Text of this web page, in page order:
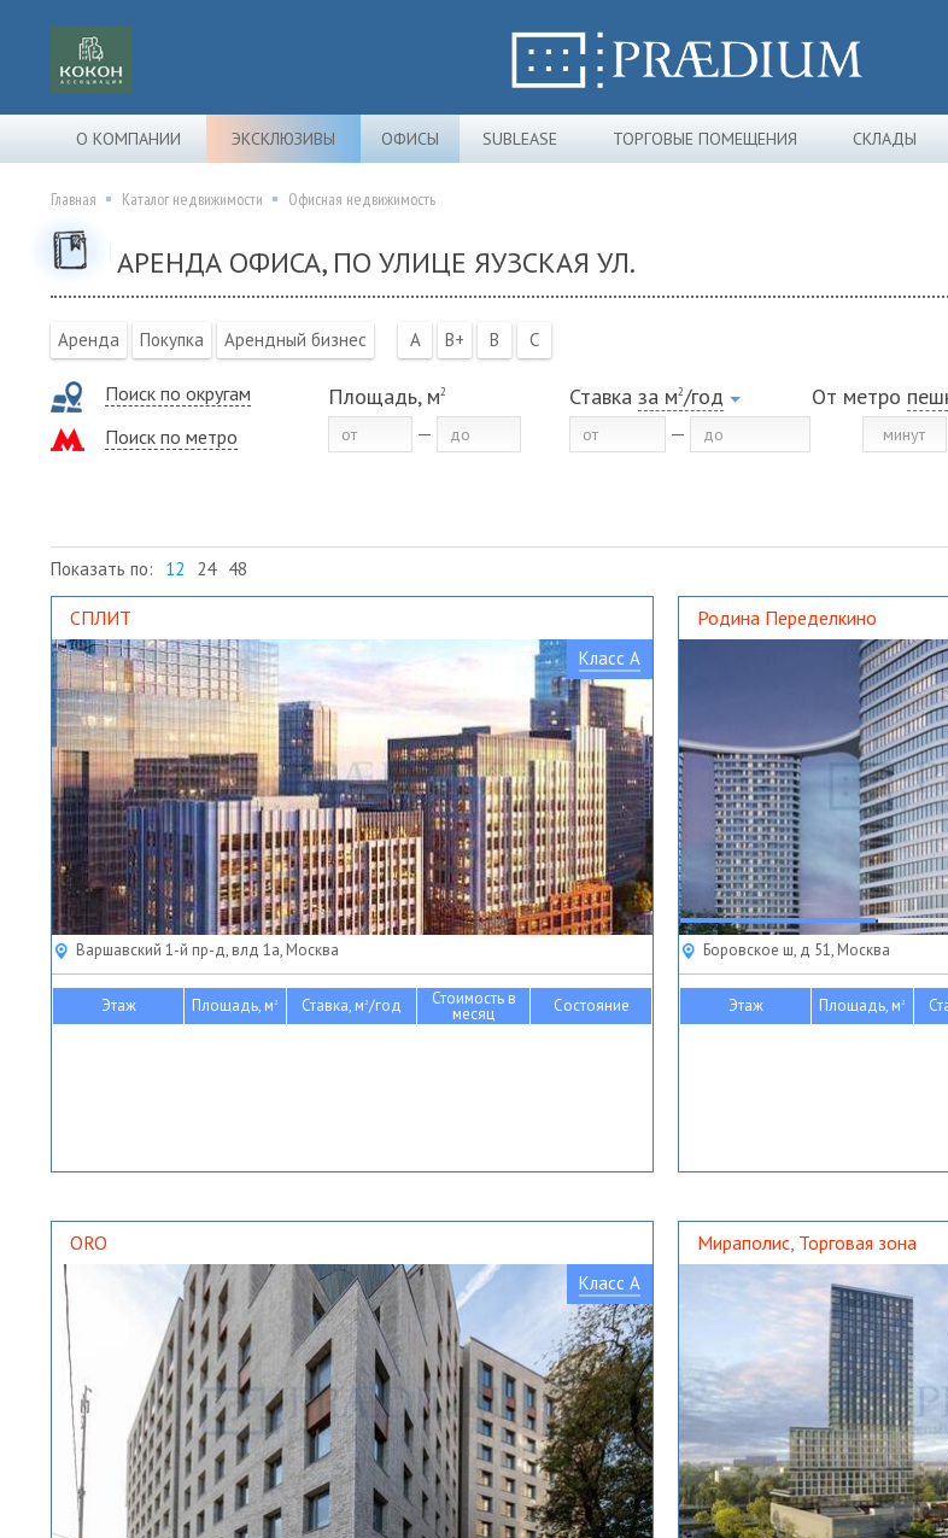
О КОМПАНИИ ЭКСКЛЮЗИВЫ ОФИСЫ SUBLEASE ТОРГОВЫЕ ПОМЕЩЕНИЯ СКЛАДЫ
Главная Каталог недвижимости Офисная недвижимость
АРЕНДА ОФИСА, ПО УЛИЦЕ ЯУЗСКАЯ УЛ.
Аренда Покупка Арендный бизнес A B+ B C
Поиск по округам
Поиск по метро
Площадь, м2 Ставка за м2/год От метро
Показать по: 12 24 48
СПЛИТ
Класс A
Варшавский 1-й пр-д, влд 1а, Москва
Этаж Площадь, м2 Ставка, м2/год Стоимость в
месяц Состояние
Родина Переделкино
Боровское ш, д 51, Москва
Этаж Площадь, м2
ORO
Класс A
Мираполис, Торговая зона